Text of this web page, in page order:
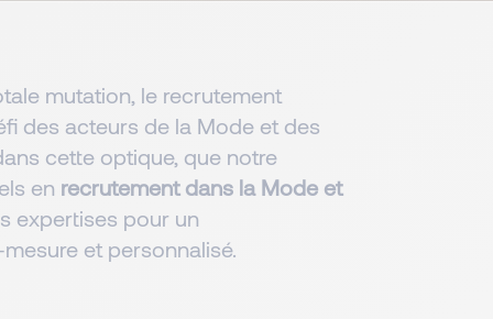
mutation, le recrutement
des acteurs de la Mode et des
cette optique, que notre
en recrutement dans la Mode et
expertises pour un
et personnalisé.